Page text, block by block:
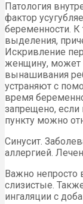
Патология
фактор
беременности. К
выделения,
Искривление
женщину, может
вынашивания
устраняют с
время
запрещено, если
пункту можно
Синусит.
аллергией.
Важно непросто
слизистые.
ингаляции с